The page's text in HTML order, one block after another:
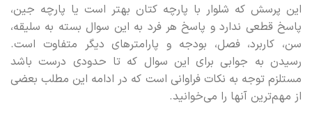
این پرسش که شلوار با پارچه کتان بهتر است یا پارچه جین،
پاسخ قطعی ندارد و پاسخ هر فرد به این سوال بسته به سلیقه،
سن، کاربرد، فصل، بودجه و پارامترهای دیگر متفاوت است.
رسیدن به جوابی برای این سوال که تا حدودی درست باشد
مستلزم توجه به نکات فراوانی است که در ادامه این مطلب بعضی
از مهم‌ترین آنها را می‌خوانید.